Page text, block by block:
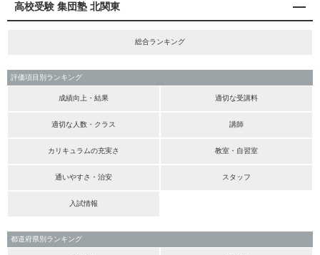
高校受験 集団塾 北関東
総合ランキング
評価項目別ランキング
成績向上・結果 適切な受講料
適切な人数・クラス 講師
カリキュラムの充実さ 教室・自習室
通いやすさ・治安 スタッフ
入試情報
都道府県別ランキング